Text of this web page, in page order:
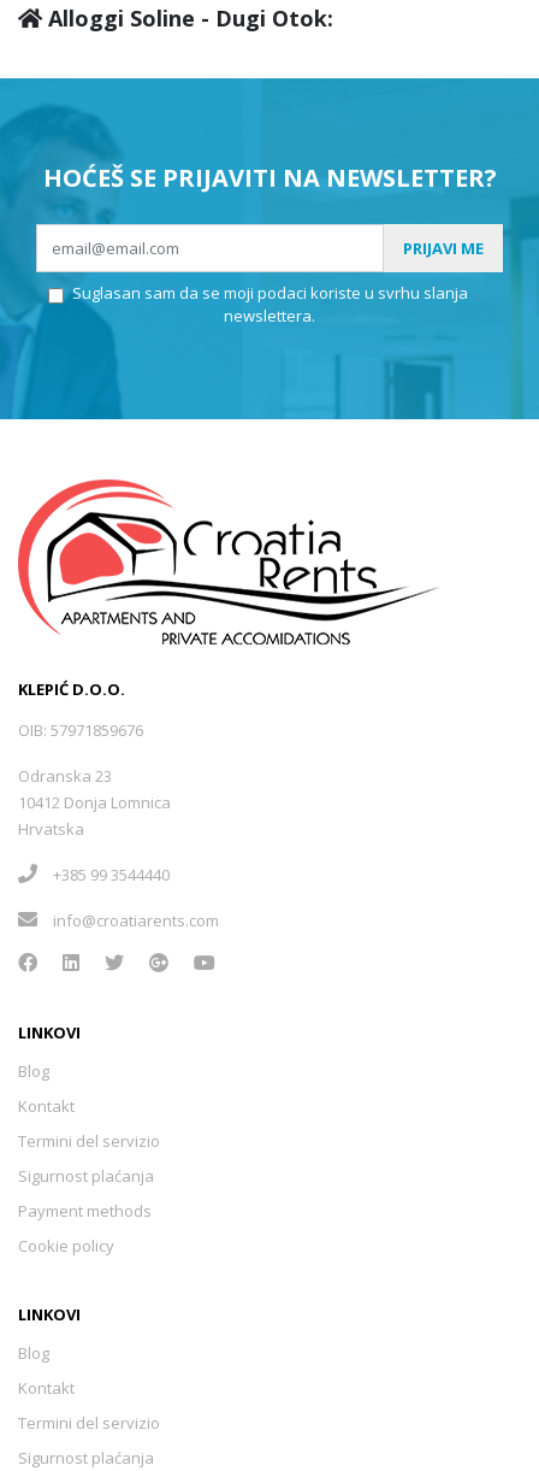
Alloggi Soline - Dugi Otok:
HOĆEŠ SE PRIJAVITI NA NEWSLETTER?
PRIJAVI ME
Suglasan sam da se moji podaci koriste u svrhu slanja
newslettera.
KLEPIĆ D.O.O.
OIB: 57971859676
Odranska 23
10412 Donja Lomnica
Hrvatska
+385 99 3544440
info@croatiarents.com
LINKOVI
Blog
Kontakt
Termini del servizio
Sigurnost plaćanja
Payment methods
Cookie policy
LINKOVI
Blog
Kontakt
Termini del servizio
Sigurnost plaćanja